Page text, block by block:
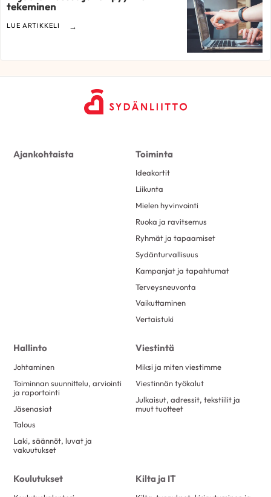
tekeminen
LUE ARTIKKELI
Ajankohtaista Toiminta
Ideakortit
Liikunta
Mielen hyvinvointi
Ruoka ja ravitsemus
Ryhmät ja tapaamiset
Sydänturvallisuus
Kampanjat ja tapahtumat
Terveysneuvonta
Vaikuttaminen
Vertaistuki
Hallinto
Johtaminen
Toiminnan suunnittelu, arviointi
ja raportointi
Jäsenasiat
Talous
Laki, säännöt, luvat ja
vakuutukset
Viestintä
Miksi ja miten viestimme
Viestinnän työkalut
Julkaisut, adressit, tekstiilit ja
muut tuotteet
Koulutukset Kilta ja IT